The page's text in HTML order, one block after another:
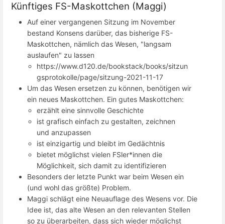
Künftiges FS-Maskottchen (Maggi)
Auf einer vergangenen Sitzung im November
bestand Konsens darüber, das bisherige FS-
Maskottchen, nämlich das Wesen, "langsam
auslaufen" zu lassen
https://www.d120.de/bookstack/books/sitzun
gsprotokolle/page/sitzung-2021-11-17
Um das Wesen ersetzen zu können, benötigen wir
ein neues Maskottchen. Ein gutes Maskottchen:
erzählt eine sinnvolle Geschichte
ist grafisch einfach zu gestalten, zeichnen
und anzupassen
ist einzigartig und bleibt im Gedächtnis
bietet möglichst vielen FSler*innen die
Möglichkeit, sich damit zu identifizieren
Besonders der letzte Punkt war beim Wesen ein
(und wohl das größte) Problem.
Maggi schlägt eine Neuauflage des Wesens vor. Die
Idee ist, das alte Wesen an den relevanten Stellen
so zu überarbeiten, dass sich wieder möglichst